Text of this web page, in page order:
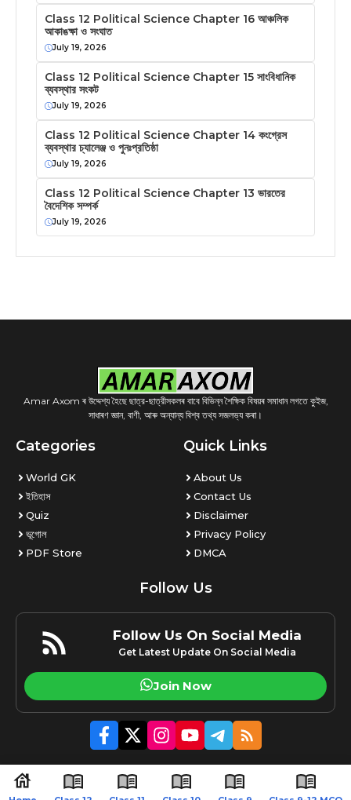
Class 12 Political Science Chapter 16 আঞ্চলিক
আকাঙক্ষা ও সংঘাত
July 19, 2026
Class 12 Political Science Chapter 15 সাংবিধানিক
ব্যবস্থার সংকট
July 19, 2026
Class 12 Political Science Chapter 14 কংগ্রেস
ব্যবস্থার চ্যালেঞ্জ ও পুনঃপ্রতিষ্ঠা
July 19, 2026
Class 12 Political Science Chapter 13 ভারতের
বৈদেশিক সম্পর্ক
July 19, 2026
Amar Axom ৰ উদ্দেশ্য হৈছে ছাত্র-ছাত্রীসকলৰ বাবে বিভিন্ন শৈক্ষিক বিষয়ৰ সমাধান লগতে কুইজ,
সাধাৰণ জ্ঞান, বাণী, আৰু অন্যান্য বিশ্ব তথ্য সজলভ্য কৰা।
Categories
World GK
ইতিহাস
Quiz
ভূগোল
PDF Store
Quick Links
About Us
Contact Us
Disclaimer
Privacy Policy
DMCA
Follow Us
Follow Us On Social Media
Get Latest Update On Social Media
Join Now
© 2026 Amaraxom.com | All rights reserved.